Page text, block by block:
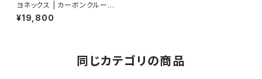
ヨネックス | カーボンクルーズS
R | バイオレット | Women
¥19,800
同じカテゴリの商品